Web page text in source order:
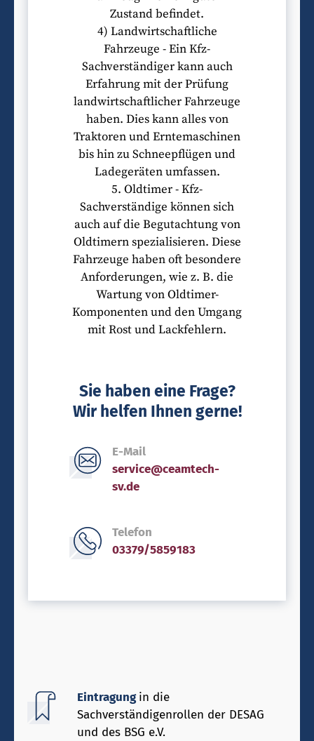
Zustand befindet.
4) Landwirtschaftliche
Fahrzeuge - Ein Kfz-
Sachverständiger kann auch
Erfahrung mit der Prüfung
landwirtschaftlicher Fahrzeuge
haben. Dies kann alles von
Traktoren und Erntemaschinen
bis hin zu Schneepflügen und
Ladegeräten umfassen.
5. Oldtimer - Kfz-
Sachverständige können sich
auch auf die Begutachtung von
Oldtimern spezialisieren. Diese
Fahrzeuge haben oft besondere
Anforderungen, wie z. B. die
Wartung von Oldtimer-
Komponenten und den Umgang
mit Rost und Lackfehlern.
Sie haben eine Frage?
Wir helfen Ihnen gerne!
E-Mail
service@ceamtech-
sv.de
Telefon
03379/5859183
Eintragungin die
Sachverständigenrollen der DESAG
und des BSG e.V.